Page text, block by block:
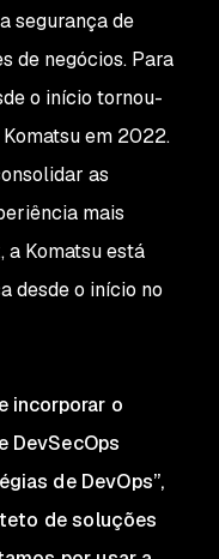
segurança de
de negócios. Para
o início tornou-
em 2022.
as
mais
a Komatsu está
desde o início no
incorporar o
DevSecOps
de DevOps”,
de soluções